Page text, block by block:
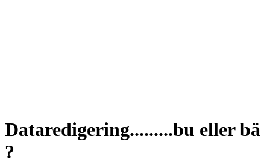
Dataredigering.........bu eller bä
?